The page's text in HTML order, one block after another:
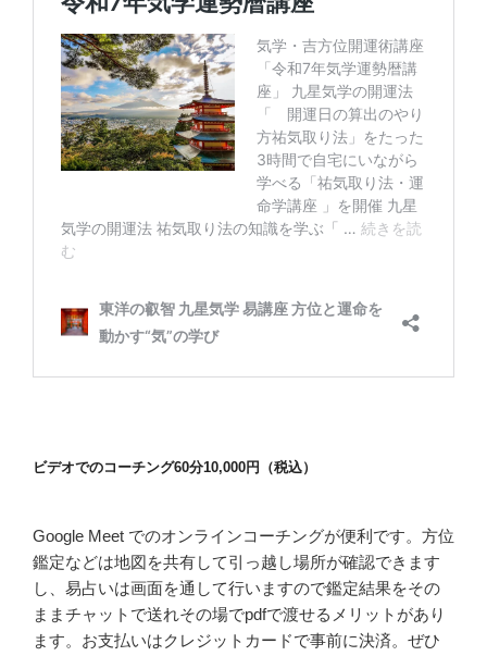
ビデオでのコーチング60分10,000円（税込）
Google Meet でのオンラインコーチングが便利です。方位
鑑定などは地図を共有して引っ越し場所が確認できます
し、易占いは画面を通して行いますので鑑定結果をその
ままチャットで送れその場でpdfで渡せるメリットがあり
ます。お支払いはクレジットカードで事前に決済。ぜひ